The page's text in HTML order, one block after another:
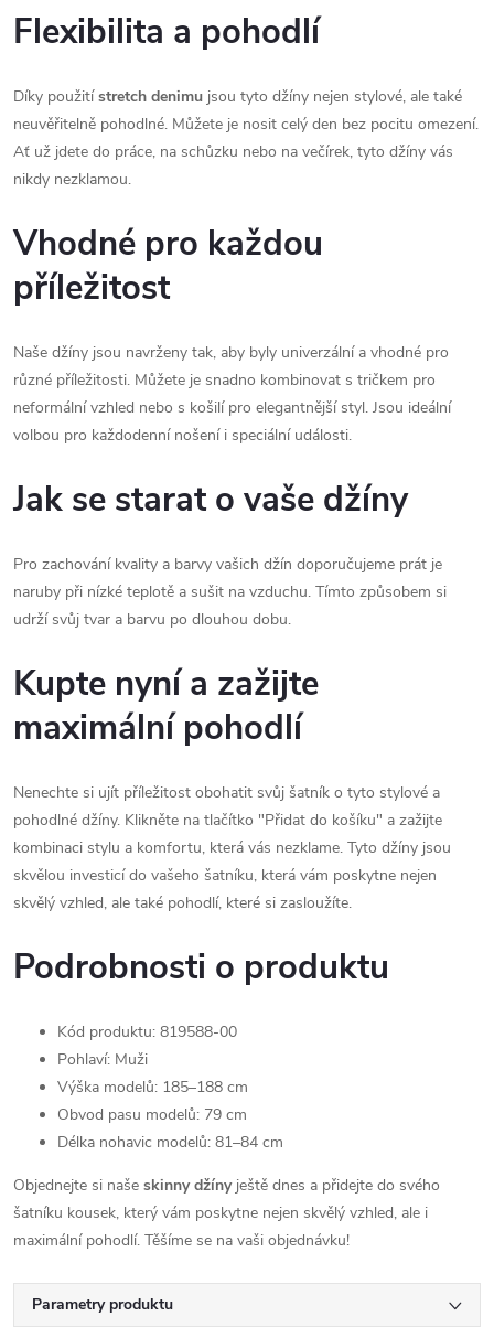
Flexibilita a pohodlí
Díky použitístretch denimu jsou tyto džíny nejen stylové, ale také
neuvěřitelně pohodlné. Můžete je nosit celý den bez pocitu omezení.
Ať už jdete do práce, na schůzku nebo na večírek, tyto džíny vás
nikdy nezklamou.
Vhodné pro každou
příležitost
Naše džíny jsou navrženy tak, aby byly univerzální a vhodné pro
různé příležitosti. Můžete je snadno kombinovat s tričkem pro
neformální vzhled nebo s košilí pro elegantnější styl. Jsou ideální
volbou pro každodenní nošení i speciální události.
Jak se starat o vaše džíny
Pro zachování kvality a barvy vašich džín doporučujeme prát je
naruby při nízké teplotě a sušit na vzduchu. Tímto způsobem si
udrží svůj tvar a barvu po dlouhou dobu.
Kupte nyní a zažijte
maximální pohodlí
Nenechte si ujít příležitost obohatit svůj šatník o tyto stylové a
pohodlné džíny. Klikněte na tlačítko "Přidat do košíku" a zažijte
kombinaci stylu a komfortu, která vás nezklame. Tyto džíny jsou
skvělou investicí do vašeho šatníku, která vám poskytne nejen
skvělý vzhled, ale také pohodlí, které si zasloužíte.
Podrobnosti o produktu
Kód produktu: 819588-00
Pohlaví: Muži
Výška modelů: 185–188 cm
Obvod pasu modelů: 79 cm
Délka nohavic modelů: 81–84 cm
Objednejte si naše skinny džínyještě dnes a přidejte do svého
šatníku kousek, který vám poskytne nejen skvělý vzhled, ale i
maximální pohodlí. Těšíme se na vaši objednávku!
Parametry produktu